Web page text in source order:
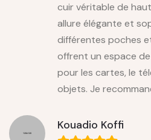
cuir véritable de
allure élégante et
différentes poches
offrent un espace
pour les cartes, le
objets. Je
Kouadio Koffi